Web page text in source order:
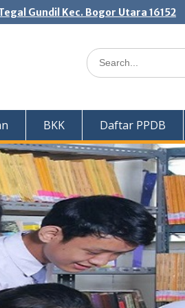
Gundil Kec. Bogor Utara 16152
Search
for:
BKK Daftar PPDB